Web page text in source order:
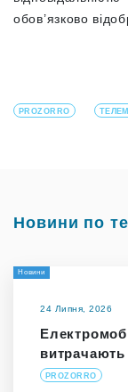
обов’язково
PROZORRO
Новини по
Новини
24 Липня, 2026
витрачають
PROZORRO